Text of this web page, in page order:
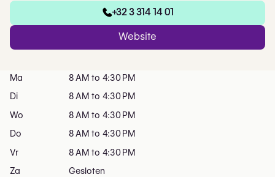
+32 3 314 14 01
Website
Ma
8 AM to 4:30 PM
Di
8 AM to 4:30 PM
Wo
8 AM to 4:30 PM
Do
8 AM to 4:30 PM
Vr
8 AM to 4:30 PM
Za
Gesloten